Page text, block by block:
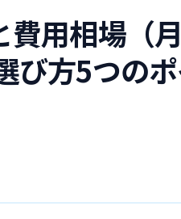
費用相場（
び方5つの